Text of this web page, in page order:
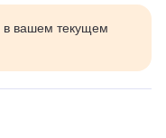
в вашем текущем